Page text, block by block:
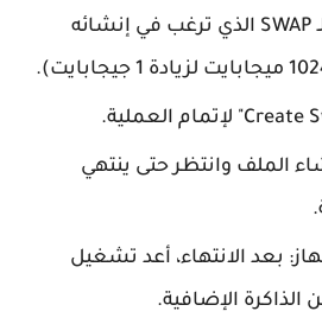
أدخل حجم ملف الـ SWAP الذي ترغب في إنشائه
الملف وانتظر حتى ينتهي
بعد الانتهاء، أعد تشغيل
الإضافية.